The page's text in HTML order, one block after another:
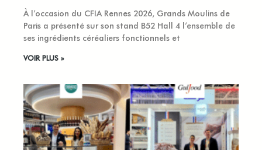
À l’occasion du CFIA Rennes 2026, Grands Moulins de
Paris a présenté sur son stand B52 Hall 4 l’ensemble de
ses ingrédients céréaliers fonctionnels et
VOIR PLUS »